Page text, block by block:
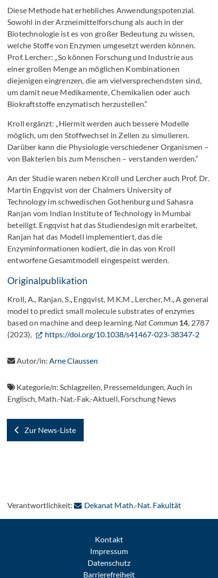
Diese Methode hat erhebliches Anwendungspotenzial.
Sowohl in der Arzneimittelforschung als auch in der
Biotechnologie ist es von großer Bedeutung zu wissen,
welche Stoffe von Enzymen umgesetzt werden können.
Prof. Lercher: „So können Forschung und Industrie aus
einer großen Menge an möglichen Kombinationen
diejenigen eingrenzen, die am vielversprechendsten sind,
um damit neue Medikamente, Chemikalien oder auch
Biokraftstoffe enzymatisch herzustellen.“
Kroll ergänzt: „Hiermit werden auch bessere Modelle
möglich, um den Stoffwechsel in Zellen zu simulieren.
Darüber kann die Physiologie verschiedener Organismen –
von Bakterien bis zum Menschen – verstanden werden.“
An der Studie waren neben Kroll und Lercher auch Prof. Dr.
Martin Engqvist von der Chalmers University of
Technology im schwedischen Gothenburg und Sahasra
Ranjan vom Indian Institute of Technology in Mumbai
beteiligt. Engqvist hat das Studiendesign mit erarbeitet,
Ranjan hat das Modell implementiert, das die
Enzyminformationen kodiert, die in das von Kroll
entworfene Gesamtmodell eingespeist werden.
Originalpublikation
Kroll, A., Ranjan, S., Engqvist, M.K.M., Lercher, M., A general
model to predict small molecule substrates of enzymes
based on machine and deep learning. Nat Commun 14 , 2787
(2023),
https://doi.org/10.1038/s41467-023-38347-2
Autor/in: Arne Claussen
Kategorie/n: Schlagzeilen, Pressemeldungen, Auch in
Englisch, Math.-Nat.-Fak.-Aktuell, Forschung News
Zur News-Liste
Verantwortlichkeit: Dekanat Math.-Nat. Fakultät: Per E-
Kontakt
Impressum
Datenschutz
Barrierefreiheit